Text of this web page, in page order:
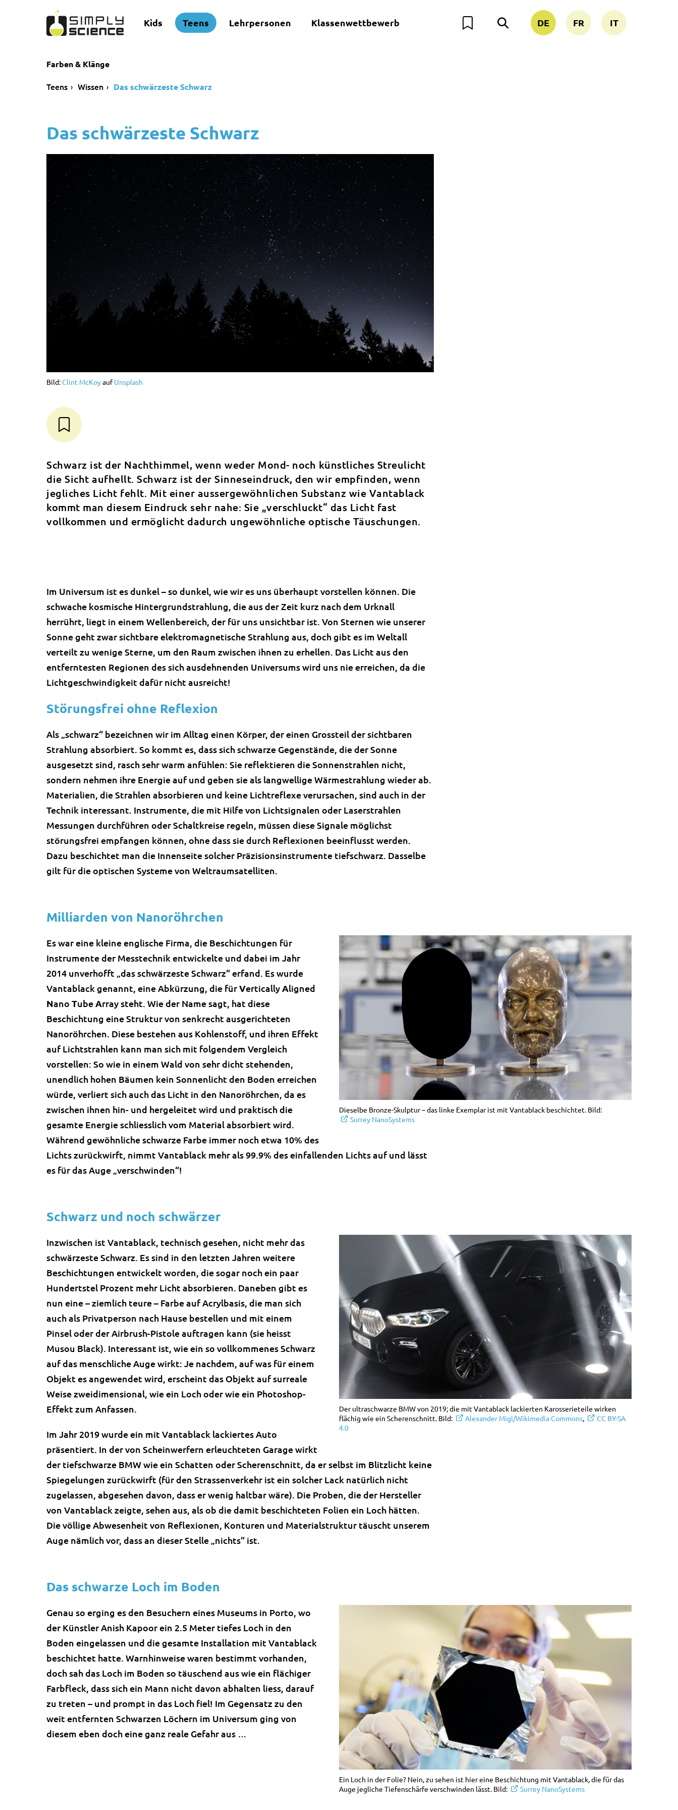
Kids Teens Lehrpersonen Klassenwettbewerb DE FR IT
Farben & Klänge
Teens Wissen Das schwärzeste Schwarz
Das schwärzeste Schwarz
Bild:Clint McKoyaufUnsplash
Schwarz ist der Nachthimmel, wenn weder Mond- noch künstliches Streulicht
die Sicht aufhellt. Schwarz ist der Sinneseindruck, den wir empfinden, wenn
jegliches Licht fehlt. Mit einer aussergewöhnlichen Substanz wie Vantablack
kommt man diesem Eindruck sehr nahe: Sie „verschluckt“ das Licht fast
vollkommen und ermöglicht dadurch ungewöhnliche optische Täuschungen.
Im Universum ist es dunkel – so dunkel, wie wir es uns überhaupt vorstellen können. Die
schwache kosmische Hintergrundstrahlung, die aus der Zeit kurz nach dem Urknall
herrührt, liegt in einem Wellenbereich, der für uns unsichtbar ist. Von Sternen wie unserer
Sonne geht zwar sichtbare elektromagnetische Strahlung aus, doch gibt es im Weltall
verteilt zu wenige Sterne, um den Raum zwischen ihnen zu erhellen. Das Licht aus den
entferntesten Regionen des sich ausdehnenden Universums wird uns nie erreichen, da die
Lichtgeschwindigkeit dafür nicht ausreicht!
Störungsfrei ohne Reflexion
Als „schwarz“ bezeichnen wir im Alltag einen Körper, der einen Grossteil der sichtbaren
Strahlung absorbiert. So kommt es, dass sich schwarze Gegenstände, die der Sonne
ausgesetzt sind, rasch sehr warm anfühlen: Sie reflektieren die Sonnenstrahlen nicht,
sondern nehmen ihre Energie auf und geben sie als langwellige Wärmestrahlung wieder ab.
Materialien, die Strahlen absorbieren und keine Lichtreflexe verursachen, sind auch in der
Technik interessant. Instrumente, die mit Hilfe von Lichtsignalen oder Laserstrahlen
Messungen durchführen oder Schaltkreise regeln, müssen diese Signale möglichst
störungsfrei empfangen können, ohne dass sie durch Reflexionen beeinflusst werden.
Dazu beschichtet man die Innenseite solcher Präzisionsinstrumente tiefschwarz. Dasselbe
gilt für die optischen Systeme von Weltraumsatelliten.
Milliarden von Nanoröhrchen
Dieselbe Bronze-Skulptur – das linke Exemplar ist mit Vantablack beschichtet. Bild:
Surrey NanoSystems
Es war eine kleine englische Firma, die Beschichtungen für
Instrumente der Messtechnik entwickelte und dabei im Jahr
2014 unverhofft „das schwärzeste Schwarz“ erfand. Es wurde
Vantablack genannt, eine Abkürzung, die fürVerticallyAligned
Nano TubeArray steht. Wie der Name sagt, hat diese
Beschichtung eine Struktur von senkrecht ausgerichteten
Nanoröhrchen. Diese bestehen aus Kohlenstoff, und ihren Effekt
auf Lichtstrahlen kann man sich mit folgendem Vergleich
vorstellen: So wie in einem Wald von sehr dicht stehenden,
unendlich hohen Bäumen kein Sonnenlicht den Boden erreichen
würde, verliert sich auch das Licht in den Nanoröhrchen, da es
zwischen ihnen hin- und hergeleitet wird und praktisch die
gesamte Energie schliesslich vom Material absorbiert wird.
Während gewöhnliche schwarze Farbe immer noch etwa 10% des
Lichts zurückwirft, nimmt Vantablack mehr als 99.9% des einfallenden Lichts auf und lässt
es für das Auge „verschwinden“!
Schwarz und noch schwärzer
Der ultraschwarze BMW von 2019; die mit Vantablack lackierten Karosserieteile wirken
flächig wie ein Scherenschnitt. Bild:
Alexander Migl/Wikimedia Commons,
CC BY-SA
4.0
Inzwischen ist Vantablack, technisch gesehen, nicht mehr das
schwärzeste Schwarz. Es sind in den letzten Jahren weitere
Beschichtungen entwickelt worden, die sogar noch ein paar
Hundertstel Prozent mehr Licht absorbieren. Daneben gibt es
nun eine – ziemlich teure – Farbe auf Acrylbasis, die man sich
auch als Privatperson nach Hause bestellen und mit einem
Pinsel oder der Airbrush-Pistole auftragen kann (sie heisst
Musou Black). Interessant ist, wie ein so vollkommenes Schwarz
auf das menschliche Auge wirkt: Je nachdem, auf was für einem
Objekt es angewendet wird, erscheint das Objekt auf surreale
Weise zweidimensional, wie ein Loch oder wie ein Photoshop-
Effekt zum Anfassen.
Im Jahr 2019 wurde ein mit Vantablack lackiertes Auto
präsentiert. In der von Scheinwerfern erleuchteten Garage wirkt
der tiefschwarze BMW wie ein Schatten oder Scherenschnitt, da er selbst im Blitzlicht keine
Spiegelungen zurückwirft (für den Strassenverkehr ist ein solcher Lack natürlich nicht
zugelassen, abgesehen davon, dass er wenig haltbar wäre). Die Proben, die der Hersteller
von Vantablack zeigte, sehen aus, als ob die damit beschichteten Folien ein Loch hätten.
Die völlige Abwesenheit von Reflexionen, Konturen und Materialstruktur täuscht unserem
Auge nämlich vor, dass an dieser Stelle „nichts“ ist.
Das schwarze Loch im Boden
Ein Loch in der Folie? Nein, zu sehen ist hier eine Beschichtung mit Vantablack, die für das
Auge jegliche Tiefenschärfe verschwinden lässt. Bild:
Surrey NanoSystems
Genau so erging es den Besuchern eines Museums in Porto, wo
der Künstler Anish Kapoor ein 2.5 Meter tiefes Loch in den
Boden eingelassen und die gesamte Installation mit Vantablack
beschichtet hatte. Warnhinweise waren bestimmt vorhanden,
doch sah das Loch im Boden so täuschend aus wie ein flächiger
Farbfleck, dass sich ein Mann nicht davon abhalten liess, darauf
zu treten – und prompt in das Loch fiel! Im Gegensatz zu den
weit entfernten Schwarzen Löchern im Universum ging von
diesem eben doch eine ganz reale Gefahr aus …